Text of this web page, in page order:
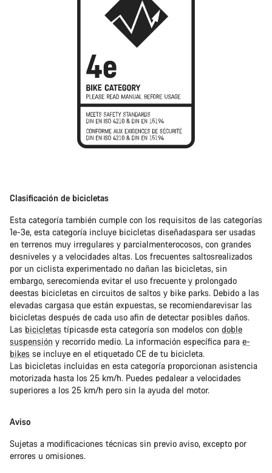
Clasificación de bicicletas
Esta categoría también cumple con los requisitos de las categorías
1e-3e, esta categoría incluye bicicletas diseñadaspara ser usadas
en terrenos muy irregulares y parcialmenterocosos, con grandes
desniveles y a velocidades altas. Los frecuentes saltosrealizados
por un ciclista experimentado no dañan las bicicletas, sin
embargo, serecomienda evitar el uso frecuente y prolongado
deestas bicicletas en circuitos de saltos y bike parks. Debido a las
elevadas cargasa que están expuestas, se recomiendarevisar las
bicicletas después de cada uso afin de detectar posibles daños.
Las bicicletas típicasde esta categoría son modelos con doble
suspensión y recorrido medio. La información específica para e-
bikes se incluye en el etiquetado CE de tu bicicleta.
Las bicicletas incluidas en esta categoría proporcionan asistencia
motorizada hasta los 25 km/h. Puedes pedalear a velocidades
superiores a los 25 km/h pero sin la ayuda del motor.
Aviso
Sujetas a modificaciones técnicas sin previo aviso, excepto por
errores u omisiones.